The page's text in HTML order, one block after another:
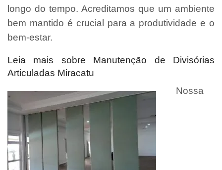
longo do tempo. Acreditamos que um ambiente
bem mantido é crucial para a produtividade e o
bem-estar.
Leia mais sobre Manutenção de Divisórias
Articuladas Miracatu
Nossa